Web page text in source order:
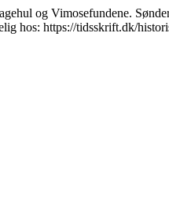
og Vimosefundene.
hos: https://tidsskrift.dk/